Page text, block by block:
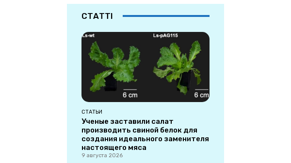
СТАТТІ
СТАТЬИ
Ученые заставили салат
производить свиной белок для
создания идеального заменителя
настоящего мяса
9 августа 2026